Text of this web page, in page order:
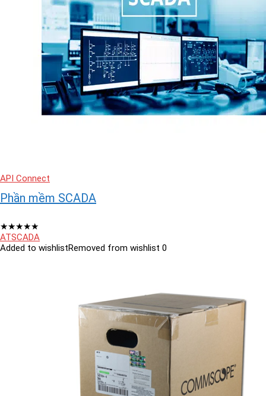
API Connect
Phần mềm SCADA
★★★★★
ATSCADA
Added to wishlistRemoved from wishlist 0